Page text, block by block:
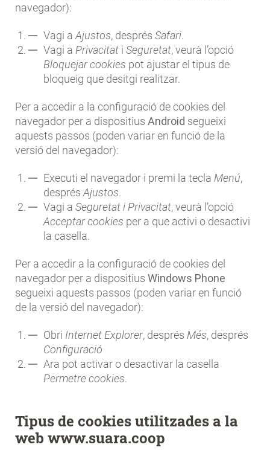
navegador):
Vagi a Ajustos, després Safari.
Vagi a Privacitat i Seguretat, veurà l’opció
Bloquejar cookies pot ajustar el tipus de
bloqueig que desitgi realitzar.
Per a accedir a la configuració de cookies del
navegador per a dispositius Android segueixi
aquests passos (poden variar en funció de la
versió del navegador):
Executi el navegador i premi la tecla Menú,
després Ajustos.
Vagi a Seguretat i Privacitat, veurà l’opció
Acceptar cookies per a que activi o desactivi
la casella.
Per a accedir a la configuració de cookies del
navegador per a dispositius Windows Phone
segueixi aquests passos (poden variar en funció
de la versió del navegador):
Obri Internet Explorer, després Més, després
Configuració
Ara pot activar o desactivar la casella
Permetre cookies.
Tipus de cookies utilitzades a la
web www.suara.coop